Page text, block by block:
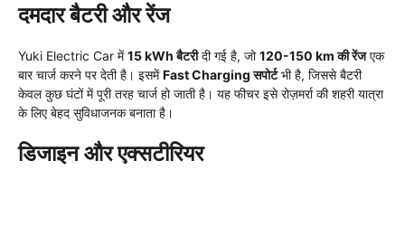
दमदार बैटरी और रेंज
Yuki Electric Car में15 kWh बैटरीदी गई है, जो120-150 km की रेंजएक
बार चार्ज करने पर देती है। इसमेंFast Charging सपोर्टभी है, जिससे बैटरी
केवल कुछ घंटों में पूरी तरह चार्ज हो जाती है। यह फीचर इसे रोज़मर्रा की शहरी यात्रा
के लिए बेहद सुविधाजनक बनाता है।
डिजाइन और एक्सटीरियर